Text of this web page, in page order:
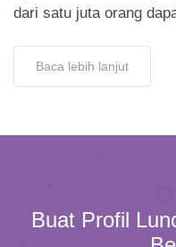
dari satu juta orang
Baca lebih lanjut
Buat Profil